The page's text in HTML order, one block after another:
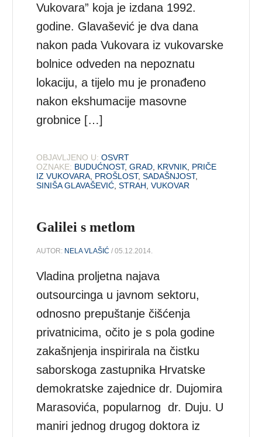
Vukovara” koja je izdana 1992.
godine. Glavašević je dva dana
nakon pada Vukovara iz vukovarske
bolnice odveden na nepoznatu
lokaciju, a tijelo mu je pronađeno
nakon ekshumacije masovne
grobnice […]
OBJAVLJENO U: OSVRT
OZNAKE: BUDUĆNOST,GRAD KRVNIK PRIČE
IZ VUKOVARA PROŠLOST,SADAŠNJOST,
SINIŠA GLAVAŠEVIĆ ,STRAH ,VUKOVAR
Galilei s metlom
AUTOR: NELA VLAŠIĆ / 05.12.2014.
Vladina proljetna najava
outsourcinga u javnom sektoru,
odnosno prepuštanje čišćenja
privatnicima, očito je s pola godine
zakašnjenja inspirirala na čistku
saborskoga zastupnika Hrvatske
demokratske zajednice dr. Dujomira
Marasovića, popularnog dr. Duju. U
maniri jednog drugog doktora iz